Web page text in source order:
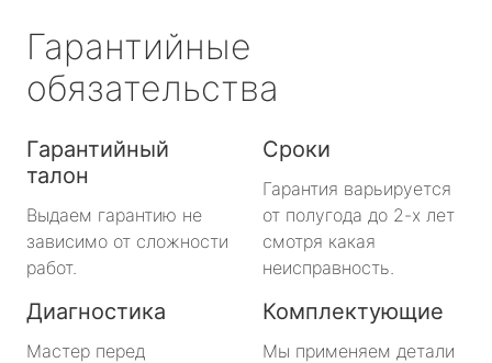
Гарантийные
обязательства
Гарантийный
талон
Выдаем гарантию не
зависимо от сложности
работ.
Сроки
Гарантия варьируется
от полугода до 2-х лет
смотря какая
неисправность.
Диагностика
Мастер перед
Комплектующие
Мы применяем детали